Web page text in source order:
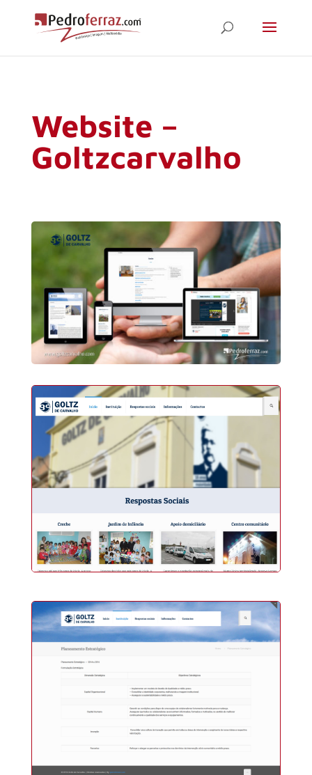
Website –
Goltzcarvalho